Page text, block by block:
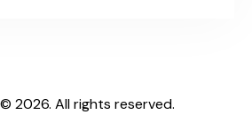
2026. All rights reserved.